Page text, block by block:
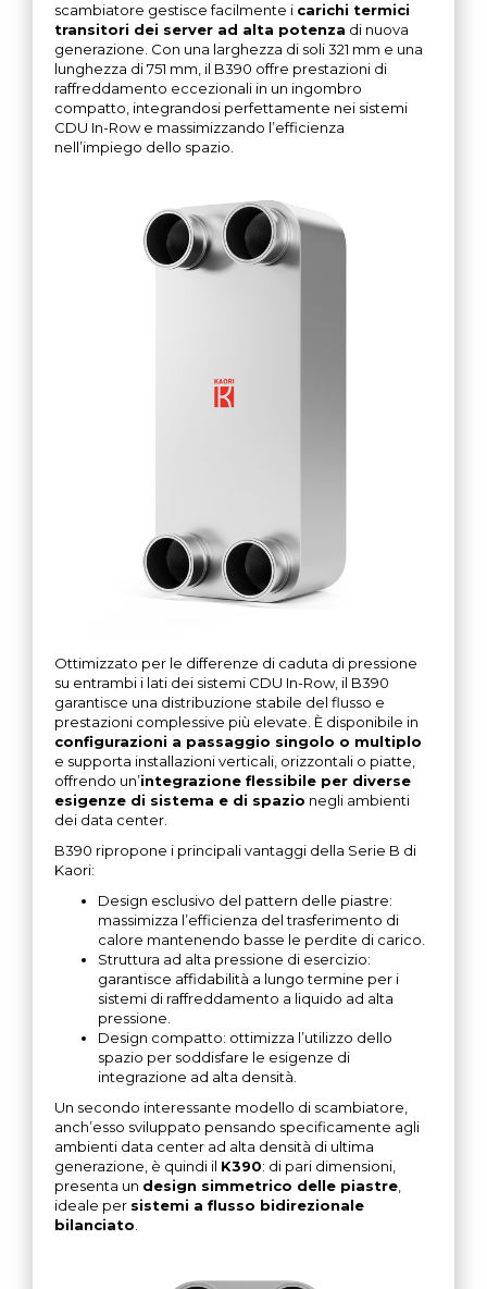
scambiatore gestisce facilmente i carichi termici
transitori dei server ad alta potenza di nuova
generazione. Con una larghezza di soli 321 mm e una
lunghezza di 751 mm, il B390 offre prestazioni di
raffreddamento eccezionali in un ingombro
compatto, integrandosi perfettamente nei sistemi
CDU In-Row e massimizzando l’efficienza
nell’impiego dello spazio.
Ottimizzato per le differenze di caduta di pressione
su entrambi i lati dei sistemi CDU In-Row, il B390
garantisce una distribuzione stabile del flusso e
prestazioni complessive più elevate. È disponibile in
configurazioni a passaggio singolo o multiplo
e supporta installazioni verticali, orizzontali o piatte,
offrendo un’integrazione flessibile per diverse
esigenze di sistema e di spazio negli ambienti
dei data center.
B390 ripropone i principali vantaggi della Serie B di
Kaori:
Design esclusivo del pattern delle piastre:
massimizza l’efficienza del trasferimento di
calore mantenendo basse le perdite di carico.
Struttura ad alta pressione di esercizio:
garantisce affidabilità a lungo termine per i
sistemi di raffreddamento a liquido ad alta
pressione.
Design compatto: ottimizza l’utilizzo dello
spazio per soddisfare le esigenze di
integrazione ad alta densità.
Un secondo interessante modello di scambiatore,
anch’esso sviluppato pensando specificamente agli
ambienti data center ad alta densità di ultima
generazione, è quindi il K390: di pari dimensioni,
presenta un design simmetrico delle piastre
ideale per sistemi a flusso bidirezionale
bilanciato